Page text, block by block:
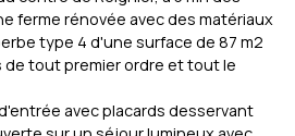
ferme rénovée avec des matériaux
type 4 d'une surface de 87 m2
tout premier ordre et tout le
avec placards desservant